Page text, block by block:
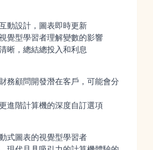
動設計，圖表即時更新
覺型學習者理解變數的影響
晰，總結總投入和利息
務顧問開發潛在客戶，可能會分
進階計算機的深度自訂選項
式圖表的視覺型學習者